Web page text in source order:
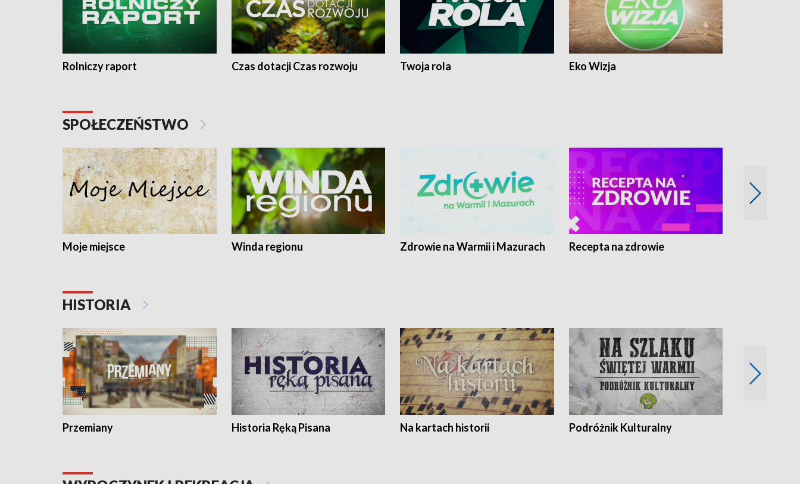
Rolniczy raport Czas dotacji Czas rozwoju Twoja rola Eko Wizja
SPOŁECZEŃSTWO
Moje miejsce Winda regionu Zdrowie na Warmii i Mazurach Recepta na zdrowie
HISTORIA
Przemiany Historia Ręką Pisana Na kartach historii Podróżnik Kulturalny